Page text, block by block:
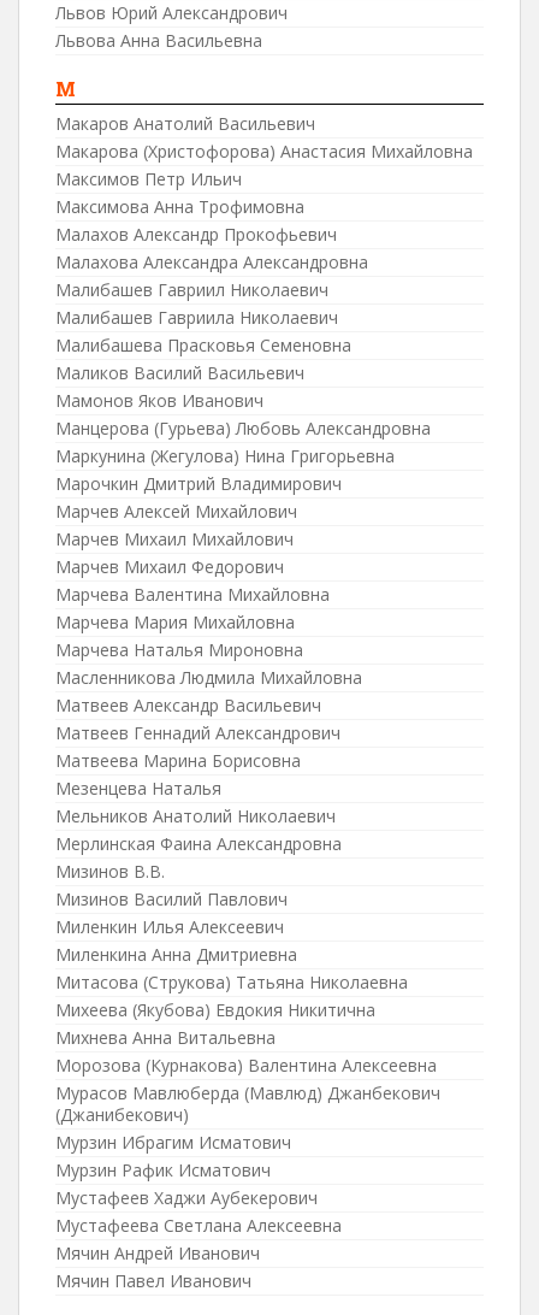
Львов Юрий Александрович
Львова Анна Васильевна
М
Макаров Анатолий Васильевич
Макарова (Христофорова) Анастасия Михайловна
Максимов Петр Ильич
Максимова Анна Трофимовна
Малахов Александр Прокофьевич
Малахова Александра Александровна
Малибашев Гавриил Николаевич
Малибашев Гавриила Николаевич
Малибашева Прасковья Семеновна
Маликов Василий Васильевич
Мамонов Яков Иванович
Манцерова (Гурьева) Любовь Александровна
Маркунина (Жегулова) Нина Григорьевна
Марочкин Дмитрий Владимирович
Марчев Алексей Михайлович
Марчев Михаил Михайлович
Марчев Михаил Федорович
Марчева Валентина Михайловна
Марчева Мария Михайловна
Марчева Наталья Мироновна
Масленникова Людмила Михайловна
Матвеев Александр Васильевич
Матвеев Геннадий Александрович
Матвеева Марина Борисовна
Мезенцева Наталья
Мельников Анатолий Николаевич
Мерлинская Фаина Александровна
Мизинов В.В.
Мизинов Василий Павлович
Миленкин Илья Алексеевич
Миленкина Анна Дмитриевна
Митасова (Струкова) Татьяна Николаевна
Михеева (Якубова) Евдокия Никитична
Михнева Анна Витальевна
Морозова (Курнакова) Валентина Алексеевна
Мурасов Мавлюберда (Мавлюд) Джанбекович
(Джанибекович)
Мурзин Ибрагим Исматович
Мурзин Рафик Исматович
Мустафеев Хаджи Аубекерович
Мустафеева Светлана Алексеевна
Мячин Андрей Иванович
Мячин Павел Иванович